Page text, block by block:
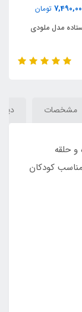
تومان
مدل ملودی
مشخصات
حلقه
کودکان